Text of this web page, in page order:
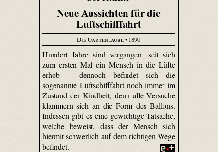
Neue Aussichten für die
Luftschifffahrt
Die Gartenlaube• 1890
Hundert Jahre sind vergangen, seit sich
zum ersten Mal ein Mensch in die Lüfte
erhob – dennoch befindet sich die
sogenannte Luftschifffahrt noch immer im
Zustand der Kindheit, denn alle Versuche
klammern sich an die Form des Ballons.
Indessen gibt es eine gewichtige Tatsache,
welche beweist, dass der Mensch sich
hiermit schwerlich auf dem richtigen Wege
befindet.